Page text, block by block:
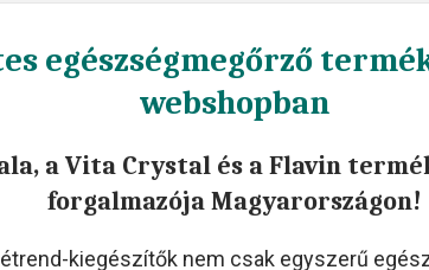
egészségmegőrző
webshopban
a Vita Crystal és a Flavin
forgalmazója Magyarországon!
étrend-kiegészítők nem csak egyszerű